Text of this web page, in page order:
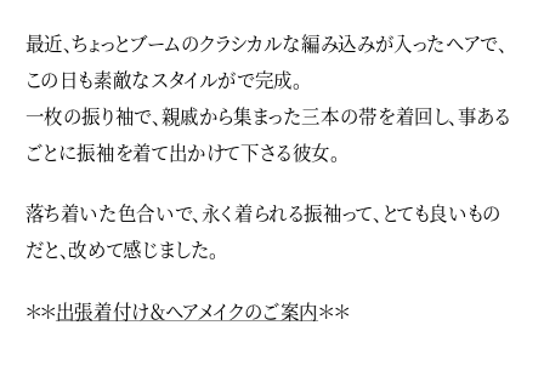
最近、ちょっとブームのクラシカルな編み込みが入ったヘアで、
この日も素敵なスタイルがで完成。
一枚の振り袖で、親戚から集まった三本の帯を着回し、事ある
ごとに振袖を着て出かけて下さる彼女。
落ち着いた色合いで、永く着られる振袖って、とても良いもの
だと、改めて感じました。
＊＊出張着付け＆ヘアメイクのご案内＊＊